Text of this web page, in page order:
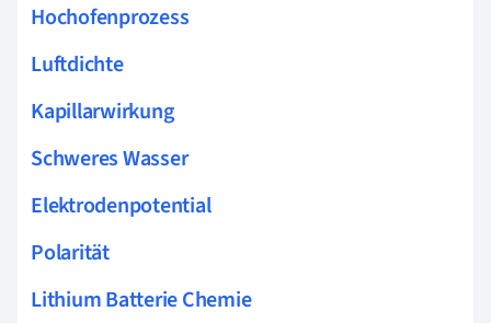
Hochofenprozess
Luftdichte
Kapillarwirkung
Schweres Wasser
Elektrodenpotential
Polarität
Lithium Batterie Chemie